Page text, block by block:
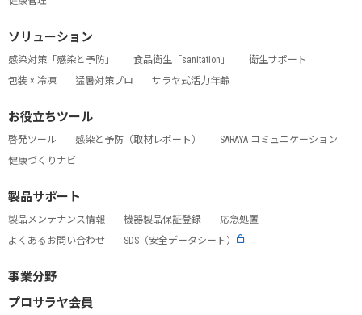
ソリューション
感染対策「感染と予防」 食品衛生「sanitation」
衛生サポート
包装 × 冷凍
猛暑対策プロ サラヤ式活力年齢
お役立ちツール
啓発ツール 感染と予防（取材レポート）
SARAYA コミュニケーション
健康づくりナビ
製品サポート
製品メンテナンス情報 機器製品保証登録
応急処置
よくあるお問い合わせ
SDS（安全データシート）
事業分野
プロサラヤ会員